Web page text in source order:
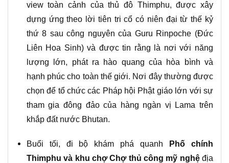
view toàn cảnh của thủ đô Thimphu, được xây
dựng ứng theo lời tiên tri cổ có niên đại từ thế kỷ
thứ 8 sau công nguyên của Guru Rinpoche (Đức
Liên Hoa Sinh) và được tin rằng là nơi với năng
lượng lớn, phát ra hào quang của hòa bình và
hạnh phúc cho toàn thế giới. Nơi đây thường được
chọn để tổ chức các Pháp hội Phật giáo lớn với sự
tham gia đông đảo của hàng ngàn vị Lama trên
khắp đất nước Bhutan.
Buổi tối, đi bộ khám phá quanh
Phố chính
Thimphu và khu chợ Chợ thủ công mỹ nghệđịa